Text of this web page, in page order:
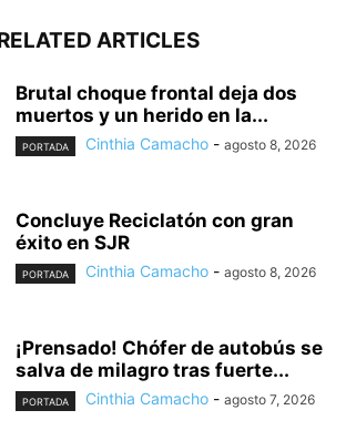
ARTICLES
Brutal choque frontal deja dos
muertos y un herido en la...
PORTADA Cinthia Camacho - agosto 8, 2026
Concluye Reciclatón con gran
éxito en SJR
PORTADA Cinthia Camacho - agosto 8, 2026
¡Prensado! Chófer de autobús se
salva de milagro tras fuerte...
PORTADA Cinthia Camacho - agosto 7, 2026